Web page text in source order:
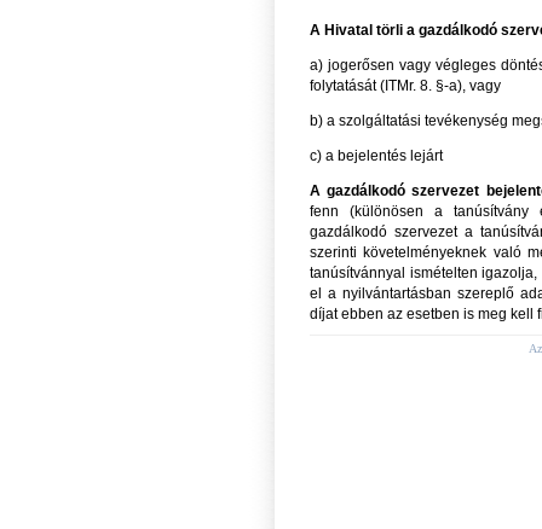
A Hivatal törli a gazdálkodó
a) jogerősen vagy végleges
folytatását (ITMr. 8. §-a), vagy
b) a szolgáltatási tevékenység
c) a bejelentés lejárt
A gazdálkodó szervezet
fenn (különösen a tanúsítvány
gazdálkodó szervezet a
szerinti követelményeknek való
tanúsítvánnyal ismételten
el a nyilvántartásban szereplő
díjat ebben az esetben is meg kell